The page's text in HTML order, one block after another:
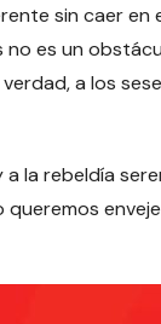
sin caer en
es un
a los
la rebeldía